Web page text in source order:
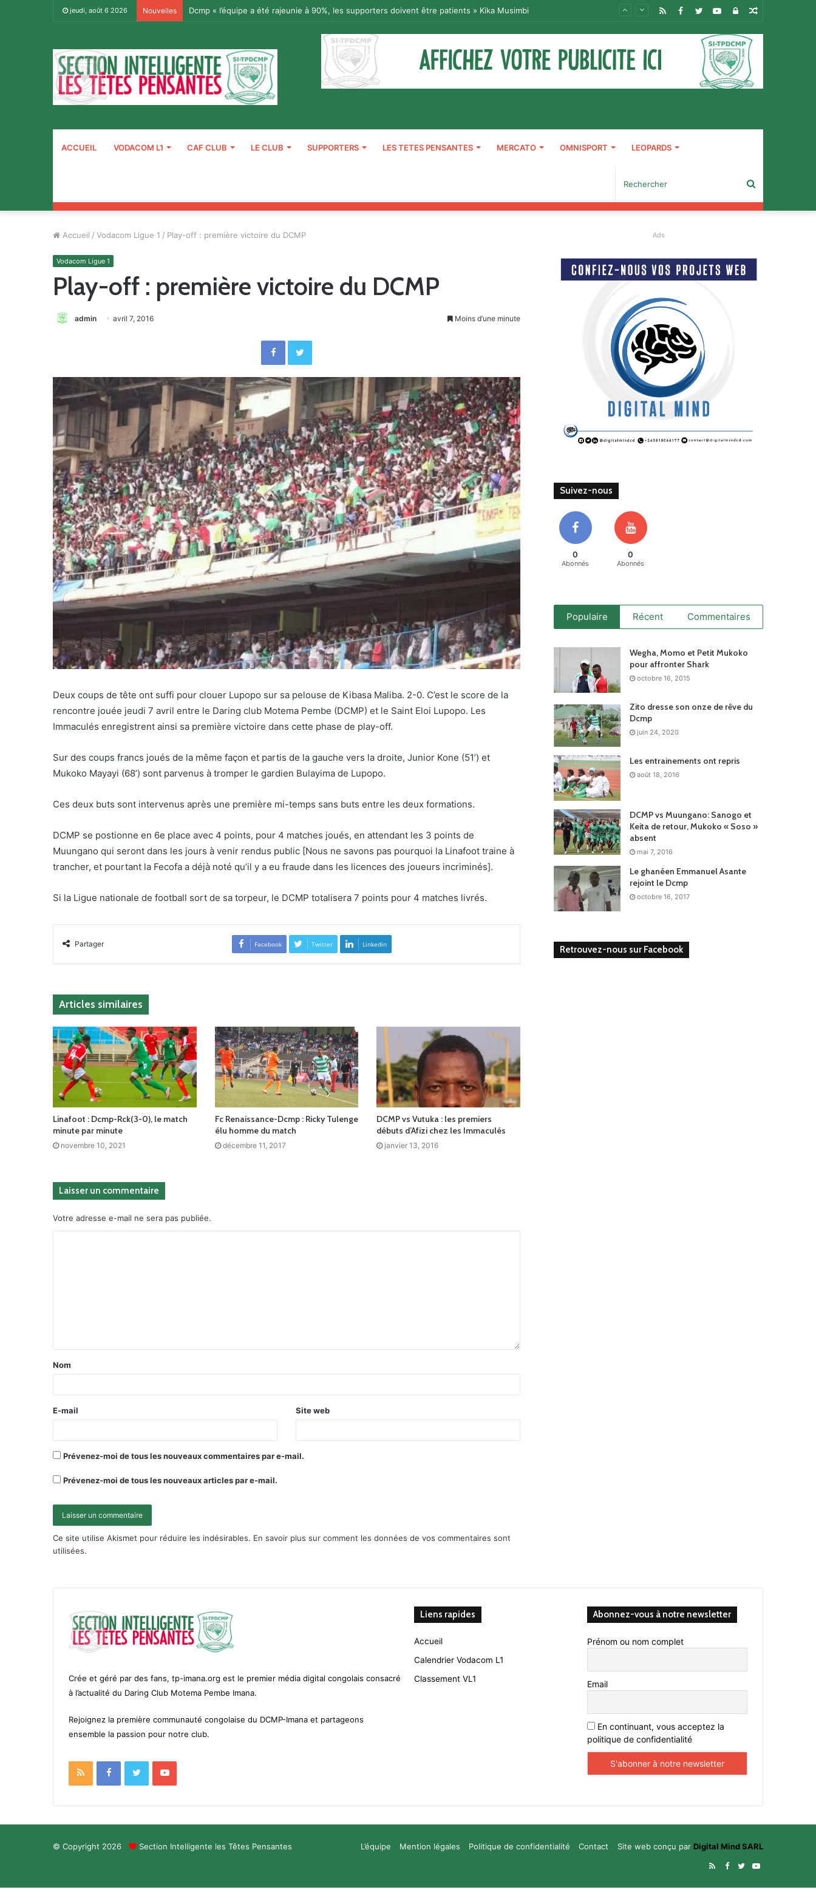
jeudi, août 6 2026 Nouvelles Dcmp « l’équipe a été rajeunie à 90%, les supporters doivent être patients » Kika Musimbi Article
Connexion
YouTube
Twitter
Facebook
RSS
ACCUEIL VODACOM L1 CAF CLUB LE CLUB SUPPORTERS LES TETES PENSANTES MERCATO OMNISPORT LEOPARDS
Accueil / Vodacom Ligue 1 / Play-off : première victoire du DCMP
Vodacom Ligue 1
Play-off : première victoire du DCMP
admin avril 7, 2016 Moins d’une minute
FacebookTwitter
Deux coups de tête ont suffi pour clouer Lupopo sur sa pelouse de Kibasa Maliba. 2-0. C’est le score de la
rencontre jouée jeudi 7 avril entre le Daring club Motema Pembe (DCMP) et le Saint Eloi Lupopo. Les
Immaculés enregistrent ainsi sa première victoire dans cette phase de play-off.
Sur des coups francs joués de la même façon et partis de la gauche vers la droite, Junior Kone (51’) et
Mukoko Mayayi (68’) sont parvenus à tromper le gardien Bulayima de Lupopo.
Ces deux buts sont intervenus après une première mi-temps sans buts entre les deux formations.
DCMP se postionne en 6e place avec 4 points, pour 4 matches joués, en attendant les 3 points de
Muungano qui seront dans les jours à venir rendus public [Nous ne savons pas pourquoi la Linafoot traine à
trancher, et pourtant la Fecofa a déjà noté qu’il y a eu fraude dans les licences des joueurs incriminés].
Si la Ligue nationale de football sort de sa torpeur, le DCMP totalisera 7 points pour 4 matches livrés.
Partager Facebook Twitter Linkedin
Articles similaires
Linafoot : Dcmp-Rck(3-0), le match
minute par minute
novembre 10, 2021
Fc Renaissance-Dcmp : Ricky Tulenge
élu homme du match
décembre 11, 2017
DCMP vs Vutuka : les premiers
débuts d’Afizi chez les Immaculés
janvier 13, 2016
Laisser un commentaire
Votre adresse e-mail ne sera pas publiée.
Nom
E-mail Site web
Prévenez-moi de tous les nouveaux commentaires par e-mail.
Prévenez-moi de tous les nouveaux articles par e-mail.
Ce site utilise Akismet pour réduire les indésirables. En savoir plus sur comment les données de vos commentaires sont
utilisées.
Ads
Suivez-nous
0
Abonnés
0
Abonnés
Populaire Récent Commentaires
Wegha, Momo et Petit Mukoko
pour affronter Shark
octobre 16, 2015
Zito dresse son onze de rêve du
Dcmp
juin 24, 2020
Les entrainements ont repris
août 18, 2016
DCMP vs Muungano: Sanogo et
Keita de retour, Mukoko « Soso »
absent
mai 7, 2016
Le ghanéen Emmanuel Asante
rejoint le Dcmp
octobre 16, 2017
Retrouvez-nous sur Facebook
Crée et géré par des fans, tp-imana.org est le premier média digital congolais consacré
à l’actualité du Daring Club Motema Pembe Imana.
Rejoignez la première communauté congolaise du DCMP-Imana et partageons
ensemble la passion pour notre club.
RSS FacebookTwitterYouTube
Liens rapides
Accueil
Calendrier Vodacom L1
Classement VL1
Abonnez-vous à notre newsletter
Prénom ou nom complet
Email
En continuant, vous acceptez la
politique de confidentialité
© Copyright 2026 Section Intelligente les Têtes Pensantes Site web conçu par Digital Mind SARL
L’équipe Mention légales Politique de confidentialité
Contact
RSSFacebook
TwitterYouTube